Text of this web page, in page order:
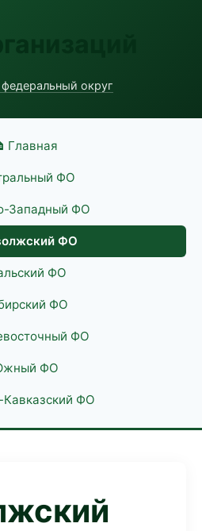
округ
Главная
ФО
Западный ФО
ФО
ФО
ФО
ФО
ФО
ФО